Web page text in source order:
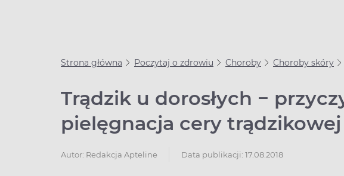
Strona główna Poczytaj o zdrowiu Choroby Choroby skóry
Trądzik u dorosłych −
pielęgnacja cery trądzikowej
Autor: Redakcja Apteline Data publikacji: 17.08.2018